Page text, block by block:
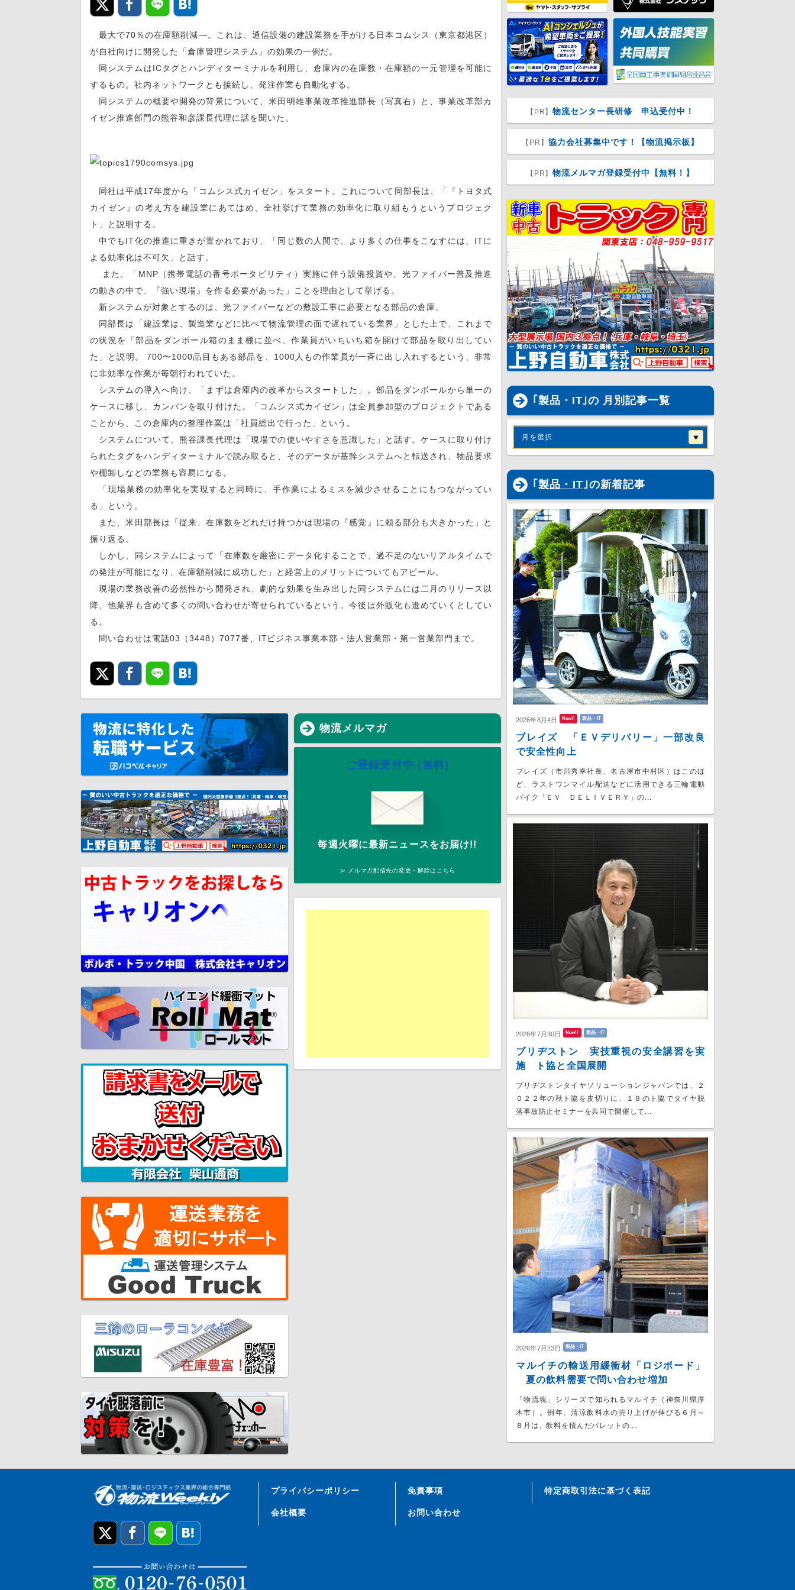
最大で70％の在庫額削減—。これは、通信設備の建設業務を手がける日本コムシス（東京都港区）
が自社向けに開発した「倉庫管理システム」の効果の一例だ。
同システムはICタグとハンディターミナルを利用し、倉庫内の在庫数・在庫額の一元管理を可能に
するもの。社内ネットワークとも接続し、発注作業も自動化する。
同システムの概要や開発の背景について、米田明雄事業改革推進部長（写真右）と、事業改革部カ
イゼン推進部門の熊谷和彦課長代理に話を聞いた。
同社は平成17年度から「コムシス式カイゼン」をスタート。これについて同部長は、「『トヨタ式
カイゼン』の考え方を建設業にあてはめ、全社挙げて業務の効率化に取り組もうというプロジェク
ト」と説明する。
中でもIT化の推進に重きが置かれており、「同じ数の人間で、より多くの仕事をこなすには、ITに
よる効率化は不可欠」と話す。
また、「MNP（携帯電話の番号ポータビリティ）実施に伴う設備投資や、光ファイバー普及推進
の動きの中で、『強い現場』を作る必要があった」ことを理由として挙げる。
新システムが対象とするのは、光ファイバーなどの敷設工事に必要となる部品の倉庫。
同部長は「建設業は、製造業などに比べて物流管理の面で遅れている業界」とした上で、これまで
の状況を「部品をダンボール箱のまま棚に並べ、作業員がいちいち箱を開けて部品を取り出してい
た」と説明。 700〜1000品目もある部品を、1000人もの作業員が一斉に出し入れするという、非常
に非効率な作業が毎朝行われていた。
システムの導入へ向け、「まずは倉庫内の改革からスタートした」。部品をダンボールから単一の
ケースに移し、カンバンを取り付けた。「コムシス式カイゼン」は全員参加型のプロジェクトである
ことから、この倉庫内の整理作業は「社員総出で行った」という。
システムについて、熊谷課長代理は「現場での使いやすさを意識した」と話す。ケースに取り付け
られたタグをハンディターミナルで読み取ると、そのデータが基幹システムへと転送され、物品要求
や棚卸しなどの業務も容易になる。
「現場業務の効率化を実現すると同時に、手作業によるミスを減少させることにもつながってい
る」という。
また、米田部長は「従来、在庫数をどれだけ持つかは現場の『感覚』に頼る部分も大きかった」と
振り返る。
しかし、同システムによって「在庫数を厳密にデータ化することで、過不足のないリアルタイムで
の発注が可能になり、在庫額削減に成功した」と経営上のメリットについてもアピール。
現場の業務改善の必然性から開発され、劇的な効果を生み出した同システムには二月のリリース以
降、他業界も含めて多くの問い合わせが寄せられているという。今後は外販化も進めていくとしてい
る。
問い合わせは電話03（3448）7077番、ITビジネス事業本部・法人営業部・第一営業部門まで。
【PR】物流センター長研修 申込受付中！
【PR】 協力会社募集中です！【物流掲示板】
【PR】物流メルマガ登録受付中【無料！】
｢製品・IT｣の 月別記事一覧
月を選択
｢ 製品・IT ｣の新着記事
2026年8月4日 New!! 製品・IT
ブレイズ 「ＥＶデリバリー」一部改良
で安全性向上
ブレイズ（市川秀幸社長、名古屋市中村区）はこのほ
ど、ラストワンマイル配送などに活用できる三輪電動
バイク「ＥＶ ＤＥＬＩＶＥＲＹ」の...
2026年7月30日 New!! 製品・IT
ブリヂストン 実技重視の安全講習を実
施 ト協と全国展開
ブリヂストンタイヤソリューションジャパンでは、２
０２２年の秋ト協を皮切りに、１８のト協でタイヤ脱
落事故防止セミナーを共同で開催して...
2026年7月23日 製品・IT
マルイチの輸送用緩衝材「ロジボード」
夏の飲料需要で問い合わせ増加
「物流魂」シリーズで知られるマルイチ（神奈川県厚
木市）。例年、清涼飲料水の売り上げが伸びる６月～
８月は、飲料を積んだパレットの...
物流メルマガ
ご登録受付中 (無料)
毎週火曜に最新ニュースをお届け!!
≫ メルマガ配信先の変更・解除はこちら
プライバシーポリシー 免責事項 特定商取引法に基づく表記
会社概要 お問い合わせ